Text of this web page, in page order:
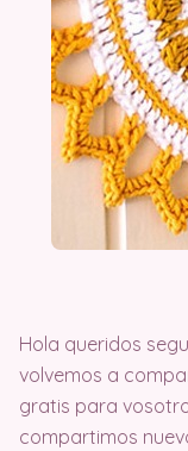
Hola queridos
volvemos a
gratis para
compartimos